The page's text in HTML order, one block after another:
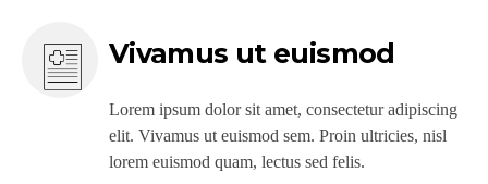
Vivamus ut euismod
Lorem ipsum dolor sit amet, consectetur adipiscing
elit. Vivamus ut euismod sem. Proin ultricies, nisl
lorem euismod quam, lectus sed felis.